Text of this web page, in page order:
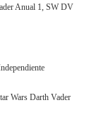
Anual 1, SW DV
Wars Darth Vader